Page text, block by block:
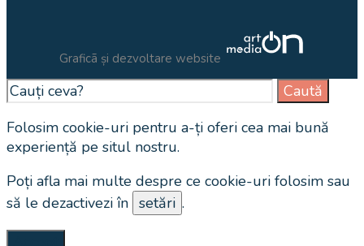
Graficã și dezvoltare website
Search
for:
Caută
Search
Window
Folosim cookie-uri pentru a-ți oferi cea mai bună
experiență pe situl nostru.
Poți afla mai multe despre ce cookie-uri folosim sau
să le dezactivezi în setări .